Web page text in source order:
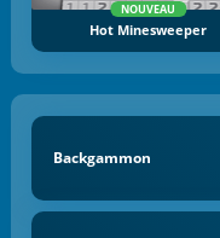
NOUVEAU
Hot Minesweeper
Backgammon